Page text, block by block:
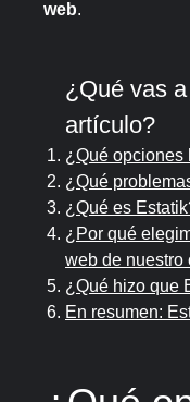
web.
¿Qué vas
artículo?
¿Qué opciones
¿Qué
¿Qué es
¿Por qué
web de nuestro
¿Qué hizo que
En resumen: